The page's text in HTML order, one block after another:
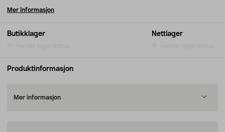
Butikklager Nettlager
Mer informasjon
Produktinformasjon
Mer informasjon